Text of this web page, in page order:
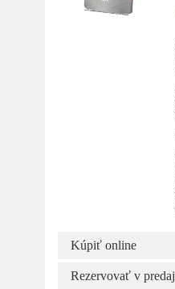
Kúpiť online
Rezervovať v